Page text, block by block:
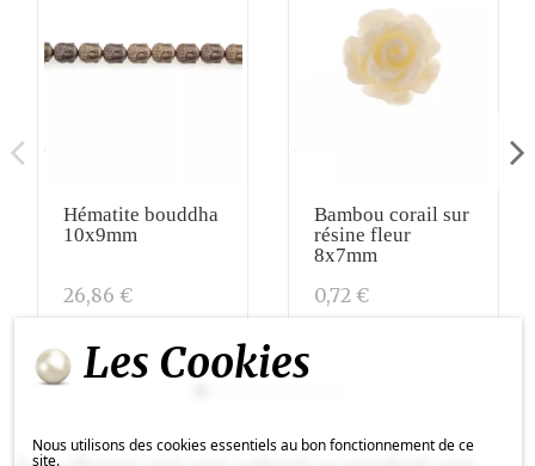
Hématite bouddha
10x9mm
26,86 €
Bambou corail sur
résine fleur
8x7mm
0,72 €
Les Cookies
Nous utilisons des cookies essentiels au bon fonctionnement de ce
site.